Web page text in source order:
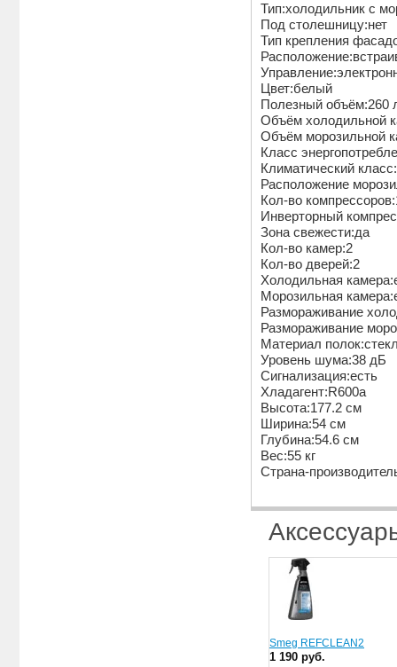
Тип:холодильник с
Под столешницу:нет
Тип крепления
Цвет:белый
Полезный объём:260
Объём холодильной
Объём морозильной
Класс
Климатический
Расположение
Кол-во
Инверторный
Зона свежести:да
Кол-во камер:2
Кол-во дверей:2
Холодильная
Морозильная
Размораживание
Размораживание
Материал
Уровень шума:38 дБ
Сигнализация:есть
Хладагент:R600a
Высота:177.2 см
Ширина:54 см
Глубина:54.6 см
Вес:55 кг
Страна-
Smeg REFCLEAN2
1 190 руб.